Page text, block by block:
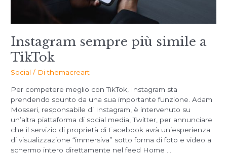
Instagram sempre più simile a
TikTok
Social / Dithemacreart
Per competere meglio con TikTok, Instagram sta
prendendo spunto da una sua importante funzione. Adam
Mosseri, responsabile di Instagram, è intervenuto su
un’altra piattaforma di social media, Twitter, per annunciare
che il servizio di proprietà di Facebook avrà un’esperienza
di visualizzazione “immersiva” sotto forma di foto e video a
schermo intero direttamente nel feed Home …